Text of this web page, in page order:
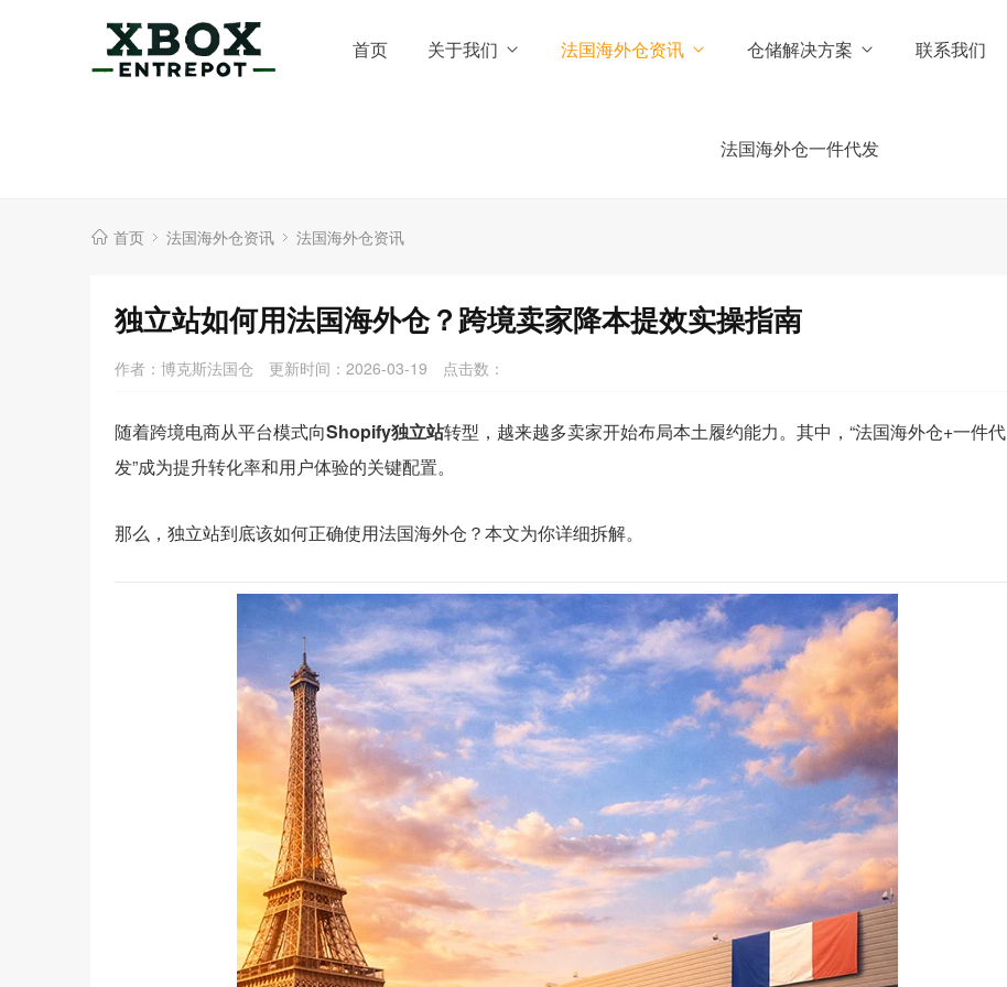
首页 关于我们 法国海外仓资讯 仓储解决方案 联系我们
法国海外仓一件代发
首页 法国海外仓资讯 法国海外仓资讯
独立站如何用法国海外仓？跨境卖家降本提效实操指南
作者：博克斯法国仓 更新时间：2026-03-19 点击数：
随着跨境电商从平台模式向Shopify独立站转型，越来越多卖家开始布局本土履约能力。其中，“法国海外仓+一件代
发”成为提升转化率和用户体验的关键配置。
那么，独立站到底该如何正确使用法国海外仓？本文为你详细拆解。